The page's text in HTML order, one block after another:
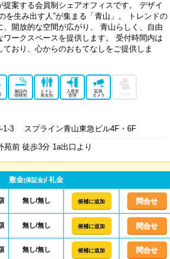
案する会員制シェアオフィスです。 デザイ
を生み出す人”が集まる「青山」。 トレンドの
開放的な空間が広がり、 青山らしく、自由
ークスペースを提供します。 受付時間内は
おり、心からのおもてなしをご提供しま
施設内
喫煙所
トイレ
男女別
入退室
管理
監視
カメラ
1-3 スプライン青山東急ビル4F・6F
苑前 徒歩3分 1a出口より
敷金(保証金)/ 礼金
無し/無し 候補に追加 問合せ
無し/無し 候補に追加 問合せ
無し/無し 候補に追加 問合せ